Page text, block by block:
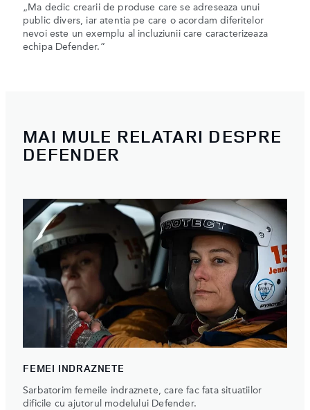
„Ma dedic crearii de produse care se adreseaza unui
public divers, iar atentia pe care o acordam diferitelor
nevoi este un exemplu al incluziunii care caracterizeaza
echipa Defender.”
MAI MULE RELATARI DESPRE
DEFENDER
FEMEI INDRAZNETE
Sarbatorim femeile indraznete, care fac fata situatiilor
dificile cu ajutorul modelului Defender.